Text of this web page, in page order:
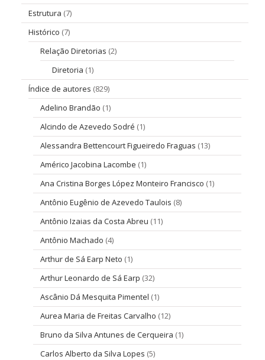
Estrutura (7)
Histórico (7)
Relação Diretorias (2)
Diretoria (1)
Índice de autores (829)
Adelino Brandão (1)
Alcindo de Azevedo Sodré (1)
Alessandra Bettencourt Figueiredo Fraguas (13)
Américo Jacobina Lacombe (1)
Ana Cristina Borges López Monteiro Francisco (1)
Antônio Eugênio de Azevedo Taulois (8)
Antônio Izaias da Costa Abreu (11)
Antônio Machado (4)
Arthur de Sá Earp Neto (1)
Arthur Leonardo de Sá Earp (32)
Ascânio Dá Mesquita Pimentel (1)
Aurea Maria de Freitas Carvalho (12)
Bruno da Silva Antunes de Cerqueira (1)
Carlos Alberto da Silva Lopes (5)